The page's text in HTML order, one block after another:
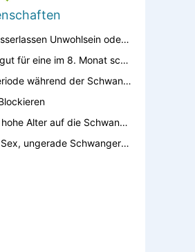
Wenn Sie beim Wasserlassen Unwohlsein oder Brennen verspüren, ist das ein Zeichen einer Schwangerschaft?
Welches Essen ist gut für eine im 8. Monat schwangere Frau?
Können Sie Ihre Periode während der Schwangerschaft bekommen?
Wie wirkt sich das hohe Alter auf die Schwangerschaft aus?
46 ungeschützter Sex, ungerade Schwangerschaft, keine Periode in 8 Monaten?